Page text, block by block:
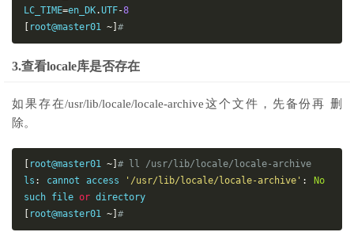
LC_TIME=en_DK.UTF-8
[ root@master01 ~] #
3.查看locale库是否存在
如果存在/usr/lib/locale/locale-archive这个文件，先备份再 删
除。
[ root@master01 ~] # ll /usr/lib/locale/locale-archive
ls : cannot access '/usr/lib/locale/locale-archive' :
No
such file or
[ root@master01 ~] #